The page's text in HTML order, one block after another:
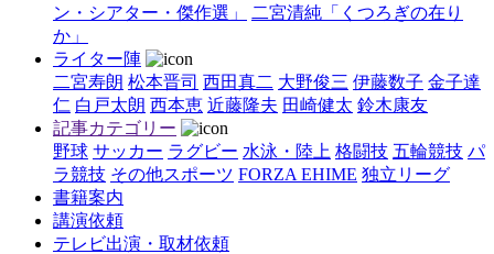
ン・シアター・傑作選」
二宮清純「くつろぎの在り
か」
ライター陣
二宮寿朗 松本晋司 西田真二 大野俊三 伊藤数子 金子達
仁 白戸太朗 西本恵 近藤隆夫 田崎健太 鈴木康友
記事カテゴリー
野球 サッカー ラグビー 水泳・陸上 格闘技 五輪競技 パ
ラ競技 その他スポーツ FORZA EHIME 独立リーグ
書籍案内
講演依頼
テレビ出演・取材依頼